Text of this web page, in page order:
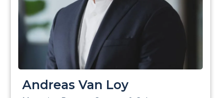
Andreas Van Loy